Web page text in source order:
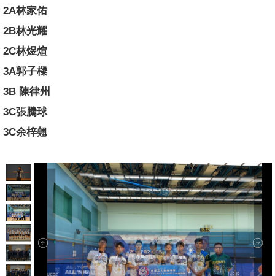
2A林家佑
2B林光耀
2C林煜煊
3A郭子樑
3B 陳律州
3C張騰球
3C余梓翹